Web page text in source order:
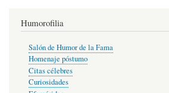
Humorofilia
Salón de Humor de la Fama
Homenaje póstumo
Citas célebres
Curiosidades